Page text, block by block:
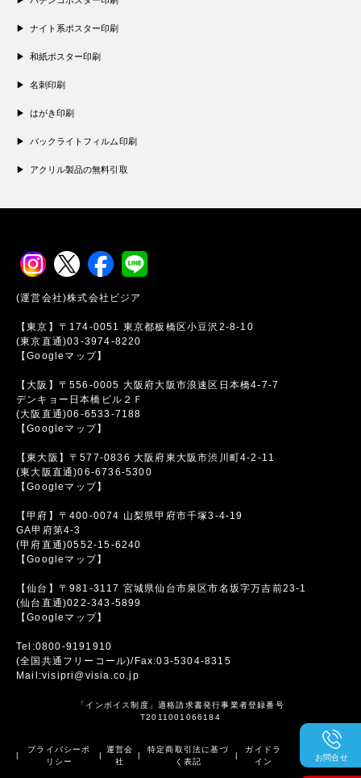
お問合せ
ナイト系ポスター印刷
和紙ポスター印刷
名刺印刷
はがき印刷
バックライトフィルム印刷
アクリル製品の無料引取
(運営会社)株式会社ビジア
【東京】〒174-0051 東京都板橋区小豆沢2-8-10
(東京直通)03-3974-8220
【Googleマップ】
【大阪】〒556-0005 大阪府大阪市浪速区日本橋4-7-7
デンキョー日本橋ビル２Ｆ
(大阪直通)06-6533-7188
【Googleマップ】
【東大阪】〒577-0836 大阪府東大阪市渋川町4-2-11
(東大阪直通)06-6736-5300
【Googleマップ】
【甲府】〒400-0074 山梨県甲府市千塚3-4-19
GA甲府第4-3
(甲府直通)0552-15-6240
【Googleマップ】
【仙台】〒981-3117 宮城県仙台市泉区市名坂字万吉前23-1
(仙台直通)022-343-5899
【Googleマップ】
Tel:0800-9191910
(全国共通フリーコール)/Fax:03-5304-8315
Mail:visipri@visia.co.jp
「インボイス制度」適格請求書発行事業者登録番号
T2011001066184
|
プライバシーポ
リシー
|
運営会
社
|
特定商取引法に基づ
く表記
|
ガイドラ
イン